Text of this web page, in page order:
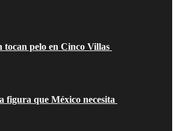
tocan pelo en Cinco Villas
que México necesita